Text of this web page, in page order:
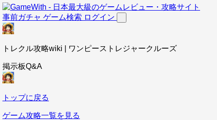
事前ガチャ ゲーム検索 ログイン
トレクル攻略wiki | ワンピーストレジャークルーズ
掲示板Q&A
トップに戻る
ゲーム攻略一覧を見る